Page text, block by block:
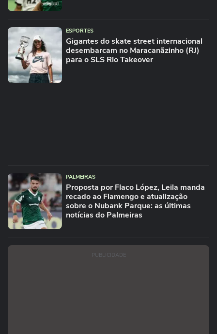
ESPORTES
Gigantes do skate street internacional
desembarcam no Maracanãzinho (RJ)
para o SLS Rio Takeover
PALMEIRAS
Proposta por Flaco López, Leila manda
recado ao Flamengo e atualização
sobre o Nubank Parque: as últimas
notícias do Palmeiras
PUBLICIDADE